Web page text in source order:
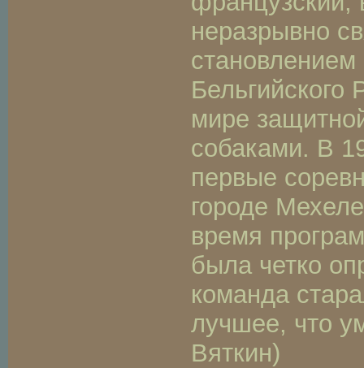
неразрывно
Бельгийского
мире
собаками. В
первые
городе
время
была четко
команда
лучшее, что
Вяткин)